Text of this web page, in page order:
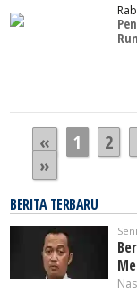
« 1 2
»
BERITA TERBARU